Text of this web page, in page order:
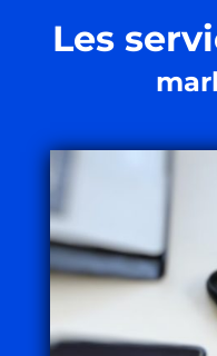
Les